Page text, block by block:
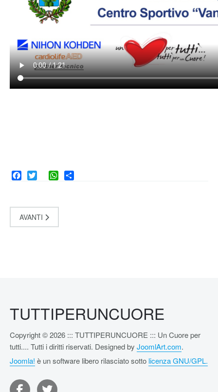
AVANTI
TUTTIPERUNCUORE
Copyright © 2026 ::: TUTTIPERUNCUORE ::: Un Cuore per
tutti.... Tutti i diritti riservati. Designed by JoomlArt.com.
Joomla! è un software libero rilasciato sotto licenza GNU/GPL.